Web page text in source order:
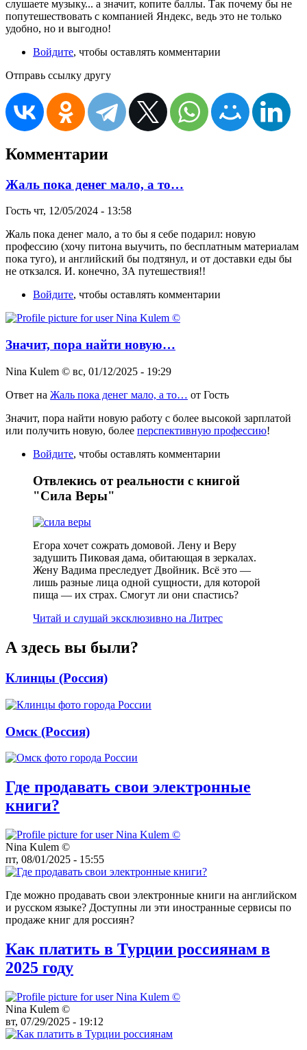
слушаете музыку... а значит, копите баллы. Так почему бы не
попутешествовать с компанией Яндекс, ведь это не только
удобно, но и выгодно!
Войдите, чтобы оставлять комментарии
Отправь ссылку другу
Комментарии
Жаль пока денег мало, а то…
Гость чт, 12/05/2024 - 13:58
Жаль пока денег мало, а то бы я себе подарил: новую
профессию (хочу питона выучить, по бесплатным материалам
пока туго), и английский бы подтянул, и от доставки еды бы
не откзался. И. конечно, ЗА путешествия!!
Войдите, чтобы оставлять комментарии
Значит, пора найти новую…
Nina Kulem ©️ вс, 01/12/2025 - 19:29
Ответ на Жаль пока денег мало, а то… от Гость
Значит, пора найти новую работу с более высокой зарплатой
или получить новую, более перспективную профессию!
Войдите, чтобы оставлять комментарии
Отвлекись от реальности с книгой
"Сила Веры"
Егора хочет сожрать домовой. Лену и Веру
задушить Пиковая дама, обитающая в зеркалах.
Жену Вадима преследует Двойник. Всё это —
лишь разные лица одной сущности, для которой
пища — их страх. Смогут ли они спастись?
Читай и слушай эксклюзивно на Литрес
А здесь вы были?
Клинцы (Россия)
Омск (Россия)
Где продавать свои электронные
книги?
Nina Kulem ©️
пт, 08/01/2025 - 15:55
Где можно продавать свои электронные книги на английском
и русском языке? Доступны ли эти иностранные сервисы по
продаже книг для россиян?
Как платить в Турции россиянам в
2025 году
Nina Kulem ©️
вт, 07/29/2025 - 19:12